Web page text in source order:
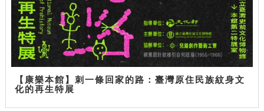
【康樂本館】刺一條回家的路：臺灣原住民族紋身文
化的再生特展